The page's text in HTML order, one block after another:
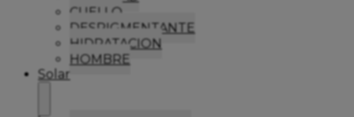
CUELLO
DESPIGMENTANTE
HIDRATACION
HOMBRE
Solar